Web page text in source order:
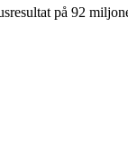
på 92